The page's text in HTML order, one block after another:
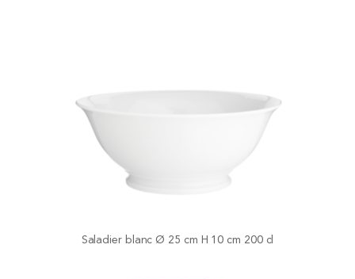
Saladier blanc Ø 25 cm H 10 cm 200 cl